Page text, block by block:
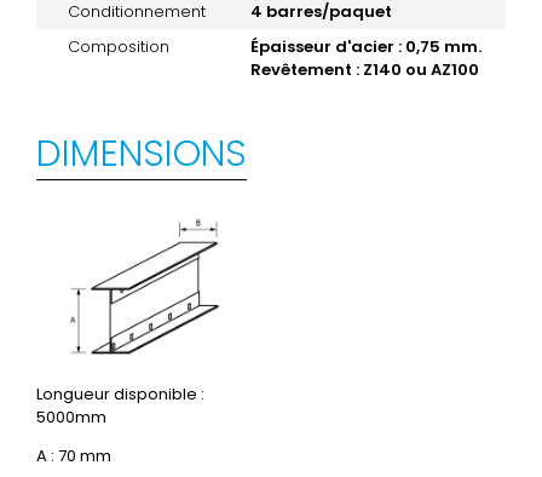
Conditionnement
4 barres/paquet
Composition
Épaisseur d'acier : 0,75 mm.
Revêtement : Z140 ou AZ100
DIMENSIONS
Longueur disponible :
5000mm
A : 70 mm